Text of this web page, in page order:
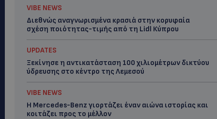
VIBE NEWS
Διεθνώς αναγνωρισμένα κρασιά στην κορυφαία
σχέση ποιότητας-τιμής από τη Lidl Κύπρου
UPDATES
Ξεκίνησε η αντικατάσταση 100 χιλιομέτρων δικτύου
ύδρευσης στο κέντρο της Λεμεσού
VIBE NEWS
Η Mercedes-Benz γιορτάζει έναν αιώνα ιστορίας και
κοιτάζει προς το μέλλον